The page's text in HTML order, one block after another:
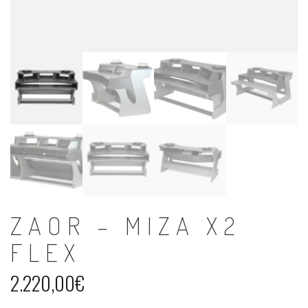
ZAOR – MIZA X2
FLEX
2.220,00€